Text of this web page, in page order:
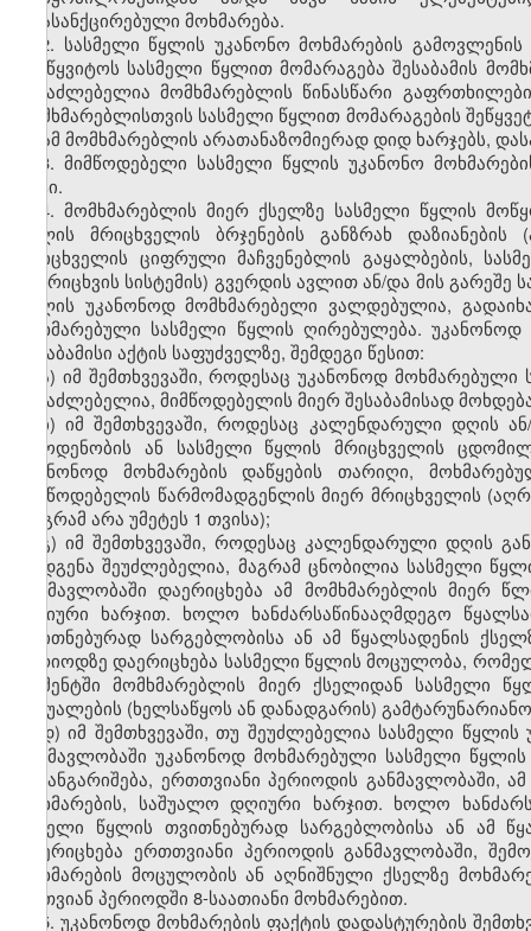
არასანქცირებული მოხმარება.
2. სასმელი წყლის უკანონო მოხმარების
შეუწყვიტოს სასმელი წყლით მომარაგება შესაბამის
შესაძლებელია მომხმარებლის წინასწარი
მომხმარებლისთვის სასმელი წყლით მომარაგების
ან ამ მომხმარებლის არათანაზომიერად დიდ ხარჯებს,
3. მიმწოდებელი სასმელი წყლის უკანონო
აქტი.
4. მომხმარებლის მიერ ქსელზე სასმელი წყლის
წყლის მრიცხველის ბრჯენების განზრახ
მრიცხველის ციფრული მაჩვენებლის გაყალბების,
(აღრიცხვის სისტემის) გვერდის ავლით ან/და მის
წყლის უკანონოდ მომხმარებელი ვალდებულია,
მოხმარებული სასმელი წყლის ღირებულება.
შესაბამისი აქტის საფუძველზე, შემდეგი წესით:
ა) იმ შემთხვევაში, როდესაც უკანონოდ
შესაძლებელია, მიმწოდებელის მიერ შესაბამისად
ბ) იმ შემთხვევაში, როდესაც კალენდარული დღის
რაოდენობის ან სასმელი წყლის მრიცხველის
უკანონოდ მოხმარების დაწყების თარიღი,
მიმწოდებელის წარმომადგენლის მიერ მრიცხველის
(მაგრამ არა უმეტეს 1 თვისა);
გ) იმ შემთხვევაში, როდესაც კალენდარული დღის
დადგენა შეუძლებელია, მაგრამ ცნობილია სასმელი
განმავლობაში დაერიცხება ამ მომხმარებლის მიერ
დღიური ხარჯით. ხოლო ხანძარსაწინააღმდეგო
თვითნებურად სარგებლობისა ან ამ წყალსადენის
პერიოდზე დაერიცხება სასმელი წყლის მოცულობა,
მომენტში მომხმარებლის მიერ ქსელიდან სასმელი
საშუალების (ხელსაწყოს ან დანადგარის)
დ) იმ შემთხვევაში, თუ შეუძლებელია სასმელი
განმავლობაში უკანონოდ მოხმარებული სასმელი
გაიანგარიშება, ერთთვიანი პერიოდის განმავლობაში,
მოხმარების, საშუალო დღიური ხარჯით. ხოლო
სამელი წყლის თვითნებურად სარგებლობისა ან ამ
დაერიცხება ერთთვიანი პერიოდის განმავლობაში,
მოხმარების მოცულობის ან აღნიშნული ქსელზე
ერთვიან პერიოდში 8-საათიანი მოხმარებით.
5. უკანონოდ მოხმარების ფაქტის დადასტურების